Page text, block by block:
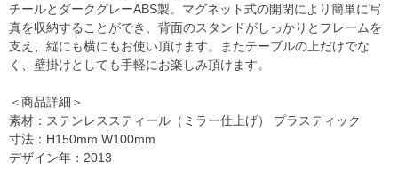
チールとダークグレーABS製。マグネット式の開閉により簡単に写
真を収納することができ、背面のスタンドがしっかりとフレームを
支え、縦にも横にもお使い頂けます。またテーブルの上だけでな
く、壁掛けとしても手軽にお楽しみ頂けます。
＜商品詳細＞
素材：ステンレススティール（ミラー仕上げ） プラスティック
寸法：H150mm W100mm
デザイン年：2013